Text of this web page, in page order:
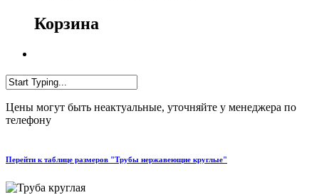
Корзина
Цены могут быть неактуальные, уточняйте у менеджера по
телефону
Перейти к таблице размеров "Трубы нержавеющие круглые"